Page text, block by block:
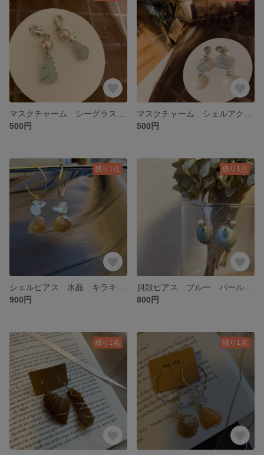
500円
500円
残り1点
900円
残り1点
800円
残り1点 残り1点